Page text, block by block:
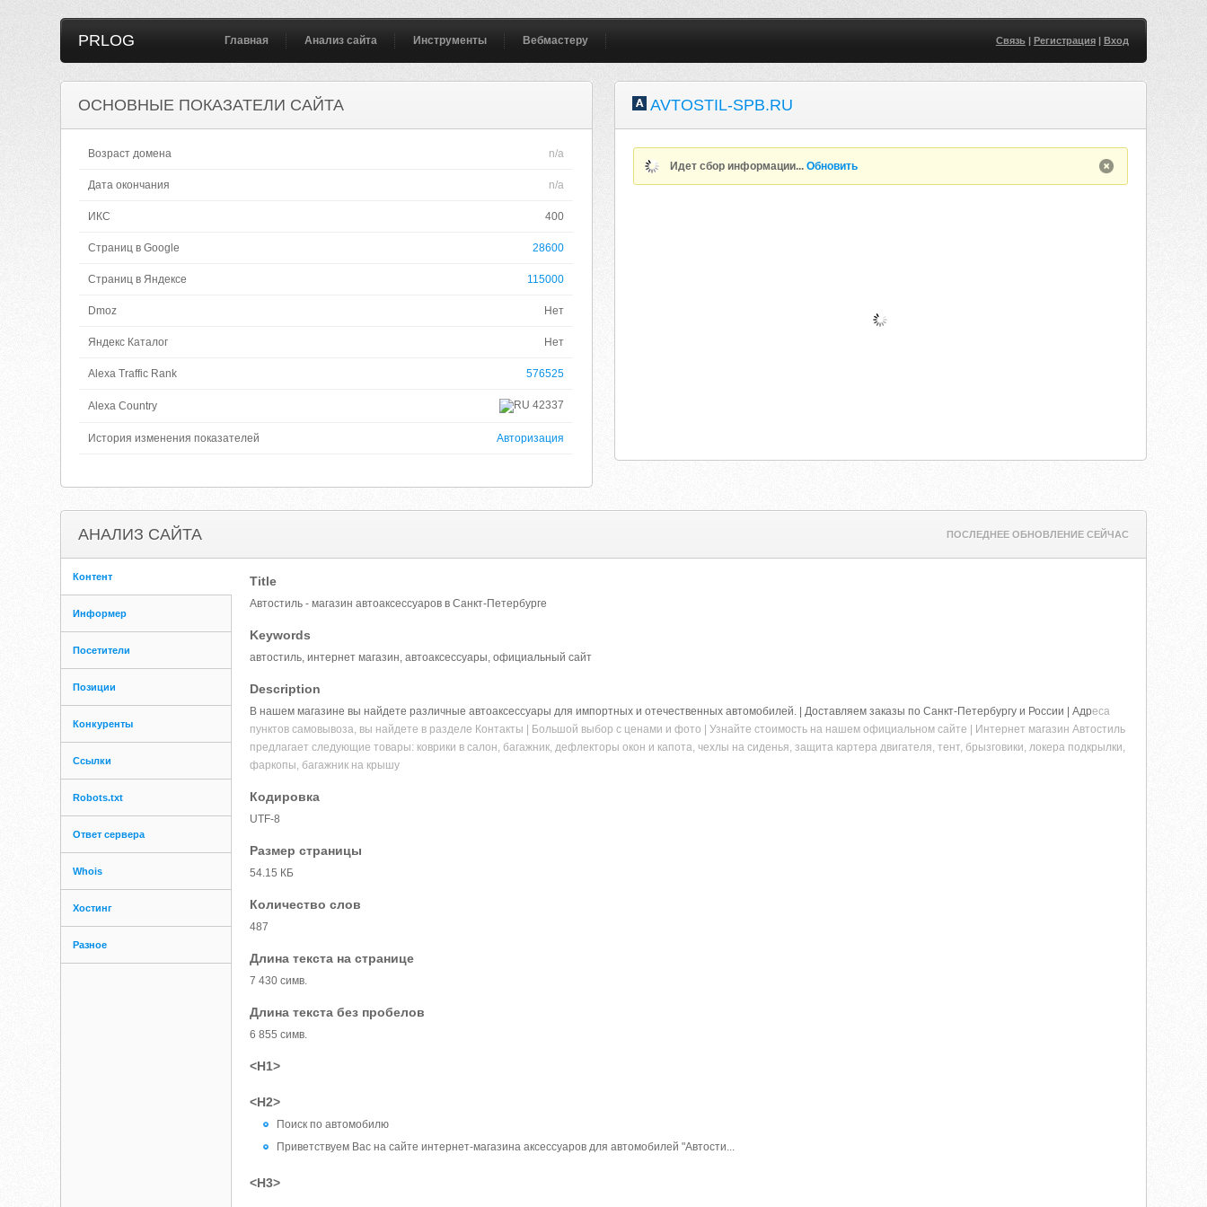
PRLOG Главная Анализ сайта Инструменты Вебмастеру Связь| Регистрация| Вход
ОСНОВНЫЕ ПОКАЗАТЕЛИ САЙТА
Возраст домена n/a
Дата окончания n/a
ИКС 400
Страниц в Google 28600
Страниц в Яндексе 115000
Dmoz Нет
Яндекс Каталог Нет
Alexa Traffic Rank 576525
Alexa Country 42337
История изменения показателей Авторизация
AVTOSTIL-SPB.RU
Идет сбор информации...Обновить
АНАЛИЗ САЙТА ПОСЛЕДНЕЕ ОБНОВЛЕНИЕ СЕЙЧАС
Контент
Информер
Посетители
Позиции
Конкуренты
Ссылки
Robots.txt
Ответ сервера
Whois
Хостинг
Разное
Title
Автостиль - магазин автоаксеcсуаров в Санкт-Петербурге
Keywords
автостиль, интернет магазин, автоаксеcсуары, официальный сайт
Description
В нашем магазине вы найдете различные автоаксессуары для импортных и отечественных автомобилей. | Доставляем заказы по Санкт-Петербургу и России | Адреса
пунктов самовывоза, вы найдете в разделе Контакты | Большой выбор с ценами и фото | Узнайте стоимость на нашем официальном сайте | Интернет магазин Автостиль
предлагает следующие товары: коврики в салон, багажник, дефлекторы окон и капота, чехлы на сиденья, защита картера двигателя, тент, брызговики, локера подкрылки,
фаркопы, багажник на крышу
Кодировка
UTF-8
Размер страницы
54.15 КБ
Количество слов
487
Длина текста на странице
7 430 симв.
Длина текста без пробелов
6 855 симв.
<H1>
<H2>
Поиск по автомобилю
Приветствуем Вас на сайте интернет-магазина аксессуаров для автомобилей "Автости...
<H3>